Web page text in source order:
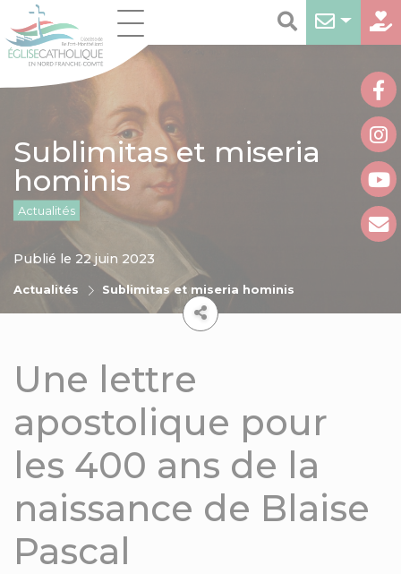
Sublimitas et miseria
hominis
Actualités
Actualités Sublimitas et miseria hominis
Publié le 22 juin 2023
Une lettre
apostolique pour
les 400 ans de la
naissance de Blaise
Pascal